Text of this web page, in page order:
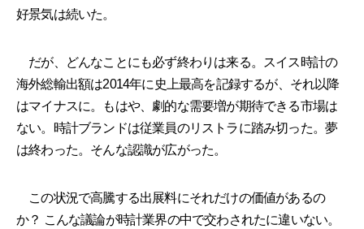
好景気は続いた。
だが、どんなことにも必ず終わりは来る。スイス時計の
海外総輸出額は2014年に史上最高を記録するが、それ以降
はマイナスに。もはや、劇的な需要増が期待できる市場は
ない。時計ブランドは従業員のリストラに踏み切った。夢
は終わった。そんな認識が広がった。
この状況で高騰する出展料にそれだけの価値があるの
か？ こんな議論が時計業界の中で交わされたに違いない。